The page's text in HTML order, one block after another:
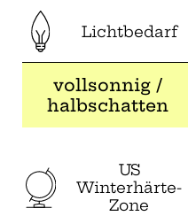
Lichtbedarf
vollsonnig /
halbschatten
US
Winterhärte-
Zone